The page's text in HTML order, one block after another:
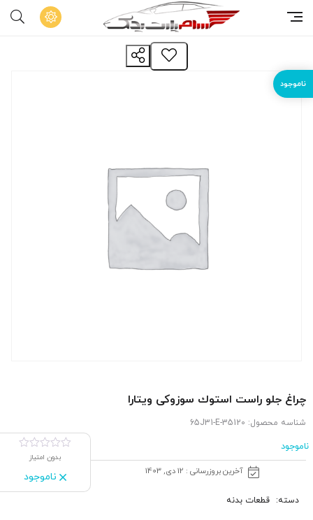
چراغ جلو راست استوك سوزوکی ویتارا
شناسه محصول: 35120-65J31-E
ناموجود
آخرین بروزرسانی : 12 دی, 1403
بدون امتیاز
ناموجود
دسته: قطعات بدنه